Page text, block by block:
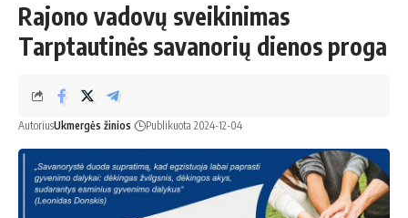
Rajono vadovų sveikinimas
Tarptautinės savanorių dienos proga
AutoriusUkmergės žinios Publikuota 2024-12-04